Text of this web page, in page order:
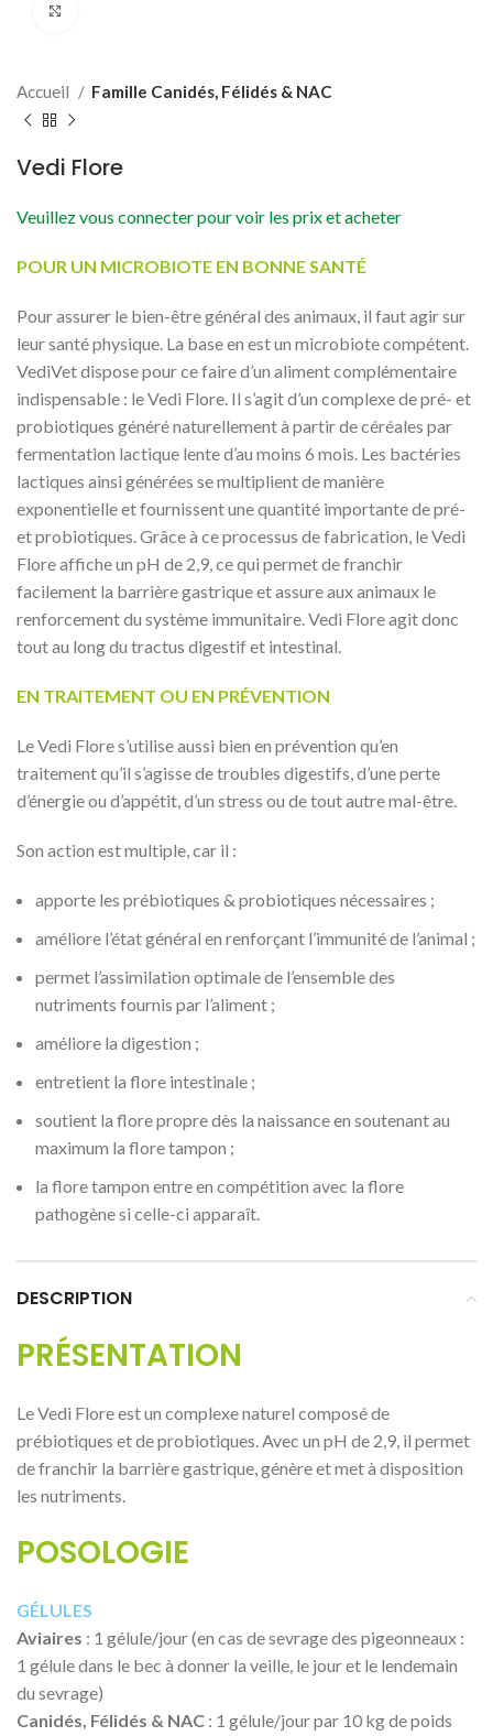
Accueil Famille Canidés, Félidés & NAC
Vedi Flore
Veuillez vous connecter pour voir les prix et acheter
POUR UN MICROBIOTE EN BONNE SANTÉ
Pour assurer le bien-être général des animaux, il faut agir sur
leur santé physique. La base en est un microbiote compétent.
VediVet dispose pour ce faire d’un aliment complémentaire
indispensable : le Vedi Flore. Il s’agit d’un complexe de pré- et
probiotiques généré naturellement à partir de céréales par
fermentation lactique lente d’au moins 6 mois. Les bactéries
lactiques ainsi générées se multiplient de manière
exponentielle et fournissent une quantité importante de pré-
et probiotiques. Grâce à ce processus de fabrication, le Vedi
Flore affiche un pH de 2,9, ce qui permet de franchir
facilement la barrière gastrique et assure aux animaux le
renforcement du système immunitaire. Vedi Flore agit donc
tout au long du tractus digestif et intestinal.
EN TRAITEMENT OU EN PRÉVENTION
Le Vedi Flore s’utilise aussi bien en prévention qu’en
traitement qu’il s’agisse de troubles digestifs, d’une perte
d’énergie ou d’appétit, d’un stress ou de tout autre mal-être.
Son action est multiple, car il :
apporte les prébiotiques & probiotiques nécessaires ;
améliore l’état général en renforçant l’immunité de l’animal ;
permet l’assimilation optimale de l’ensemble des
nutriments fournis par l’aliment ;
améliore la digestion ;
entretient la flore intestinale ;
soutient la flore propre dès la naissance en soutenant au
maximum la flore tampon ;
la flore tampon entre en compétition avec la flore
pathogène si celle-ci apparaît.
DESCRIPTION
PRÉSENTATION
Le Vedi Flore est un complexe naturel composé de
prébiotiques et de probiotiques. Avec un pH de 2,9, il permet
de franchir la barrière gastrique, génère et met à disposition
les nutriments.
POSOLOGIE
GÉLULES
Aviaires : 1 gélule/jour (en cas de sevrage des pigeonneaux :
1 gélule dans le bec à donner la veille, le jour et le lendemain
du sevrage)
Canidés, Félidés & NAC : 1 gélule/jour par 10 kg de poids